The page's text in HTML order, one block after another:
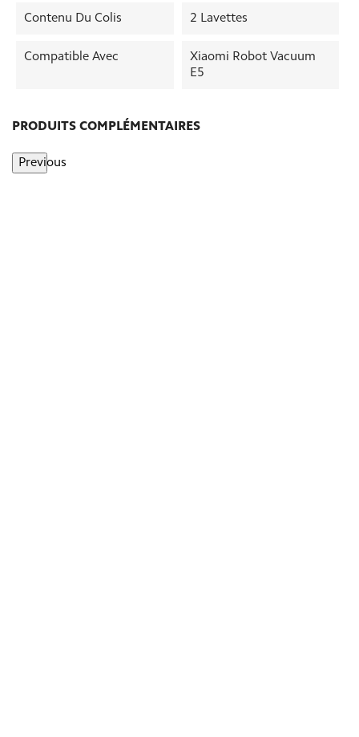
Contenu Du Colis 2 Lavettes
Compatible Avec
Xiaomi Robot Vacuum
E5
PRODUITS COMPLÉMENTAIRES
Previous